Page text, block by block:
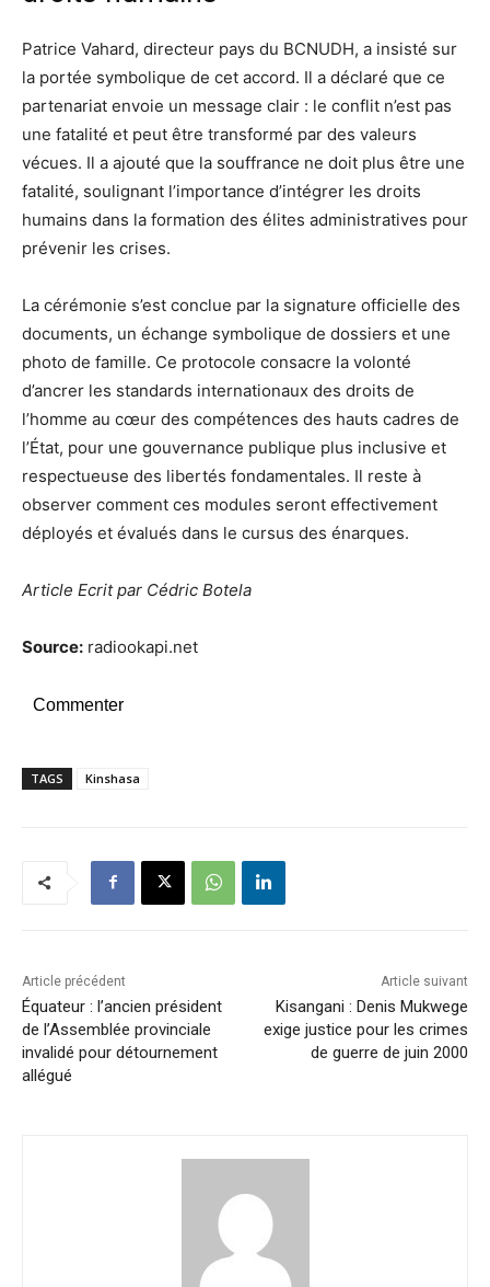
Patrice Vahard, directeur pays du BCNUDH, a insisté sur
la portée symbolique de cet accord. Il a déclaré que ce
partenariat envoie un message clair : le conflit n’est pas
une fatalité et peut être transformé par des valeurs
vécues. Il a ajouté que la souffrance ne doit plus être une
fatalité, soulignant l’importance d’intégrer les droits
humains dans la formation des élites administratives pour
prévenir les crises.
La cérémonie s’est conclue par la signature officielle des
documents, un échange symbolique de dossiers et une
photo de famille. Ce protocole consacre la volonté
d’ancrer les standards internationaux des droits de
l’homme au cœur des compétences des hauts cadres de
l’État, pour une gouvernance publique plus inclusive et
respectueuse des libertés fondamentales. Il reste à
observer comment ces modules seront effectivement
déployés et évalués dans le cursus des énarques.
Article Ecrit par Cédric Botela
Source: radiookapi.net
Commenter
TAGS Kinshasa
Article précédent
Équateur : l’ancien président
de l’Assemblée provinciale
invalidé pour détournement
allégué
Article suivant
Kisangani : Denis Mukwege
exige justice pour les crimes
de guerre de juin 2000